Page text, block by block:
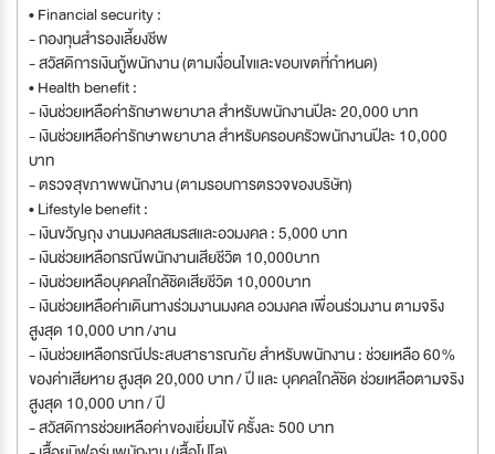
• Financial security :
- กองทุนสำรองเลี้ยงชีพ
- สวัสดิการเงินกู้พนักงาน (ตามเงื่อนไขและขอบเขตที่กำหนด)
• Health benefit :
- เงินช่วยเหลือค่ารักษาพยาบาล สำหรับพนักงานปีละ 20,000 บาท
- เงินช่วยเหลือค่ารักษาพยาบาล สำหรับครอบครัวพนักงานปีละ 10,000
บาท
- ตรวจสุขภาพพนักงาน (ตามรอบการตรวจของบริษัท)
• Lifestyle benefit :
- เงินขวัญถุง งานมงคลสมรสและอวมงคล : 5,000 บาท
- เงินช่วยเหลือกรณีพนักงานเสียชีวิต 10,000บาท
- เงินช่วยเหลือบุคคลใกล้ชิดเสียชีวิต 10,000บาท
- เงินช่วยเหลือค่าเดินทางร่วมงานมงคล อวมงคล เพื่อนร่วมงาน ตามจริง
สูงสุด 10,000 บาท /งาน
- เงินช่วยเหลือกรณีประสบสาธารณภัย สำหรับพนักงาน : ช่วยเหลือ 60%
ของค่าเสียหาย สูงสุด 20,000 บาท / ปี และ บุคคลใกล้ชิด ช่วยเหลือตามจริง
สูงสุด 10,000 บาท / ปี
- สวัสดิการช่วยเหลือค่าของเยี่ยมไข้ ครั้งละ 500 บาท